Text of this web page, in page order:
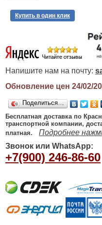
Купить в один клик
Напишите нам на почту:
Обновление цен 24/02/
Поделиться…
Бесплатная доставка по
транспортной компании,
платная.
Подробнее
Звонок или WhatsApp:
+7(900) 246-86-60